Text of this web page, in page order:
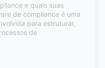
e quais suas
de compliance é uma
para estruturar,
de